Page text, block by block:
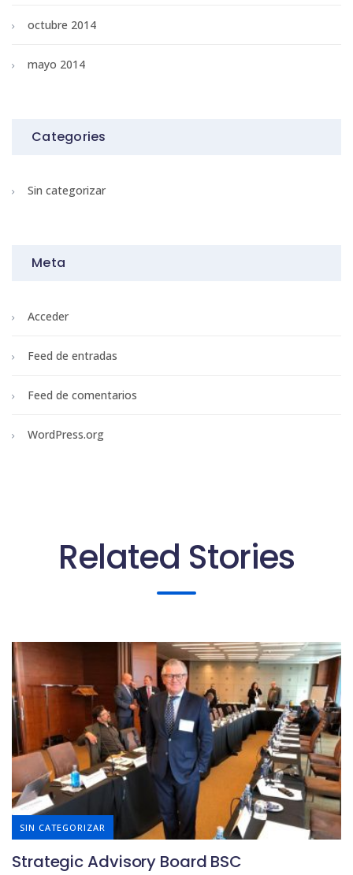
octubre 2014
mayo 2014
Categories
Sin categorizar
Meta
Acceder
Feed de entradas
Feed de comentarios
WordPress.org
Related Stories
SIN CATEGORIZAR
Strategic Advisory Board BSC